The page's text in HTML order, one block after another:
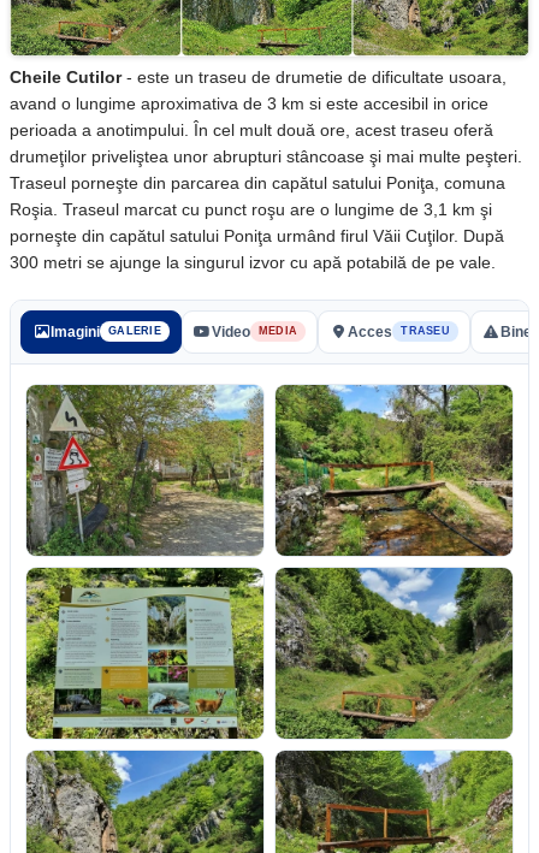
Cheile Cutilor- este un traseu de drumetie de dificultate usoara,
avand o lungime aproximativa de 3 km si este accesibil in orice
perioada a anotimpului. În cel mult două ore, acest traseu oferă
drumeţilor priveliştea unor abrupturi stâncoase şi mai multe peşteri.
Traseul porneşte din parcarea din capătul satului Poniţa, comuna
Roşia. Traseul marcat cu punct roşu are o lungime de 3,1 km şi
porneşte din capătul satului Poniţa urmând firul Văii Cuţilor. După
300 metri se ajunge la singurul izvor cu apă potabilă de pe vale.
Imagini GALERIE Video MEDIA Acces TRASEU Bine